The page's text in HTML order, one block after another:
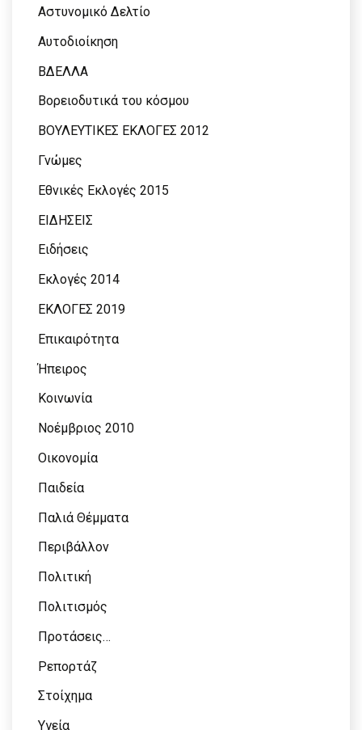
Αστυνομικό Δελτίο
Αυτοδιοίκηση
ΒΔΕΛΛΑ
Βορειοδυτικά του κόσμου
ΒΟΥΛΕΥΤΙΚΕΣ ΕΚΛΟΓΕΣ 2012
Γνώμες
Εθνικές Εκλογές 2015
ΕΙΔΗΣΕΙΣ
Ειδήσεις
Εκλογές 2014
ΕΚΛΟΓΕΣ 2019
Επικαιρότητα
Ήπειρος
Κοινωνία
Νοέμβριος 2010
Οικονομία
Παιδεία
Παλιά Θέμματα
Περιβάλλον
Πολιτική
Πολιτισμός
Προτάσεις…
Ρεπορτάζ
Στοίχημα
Υγεία